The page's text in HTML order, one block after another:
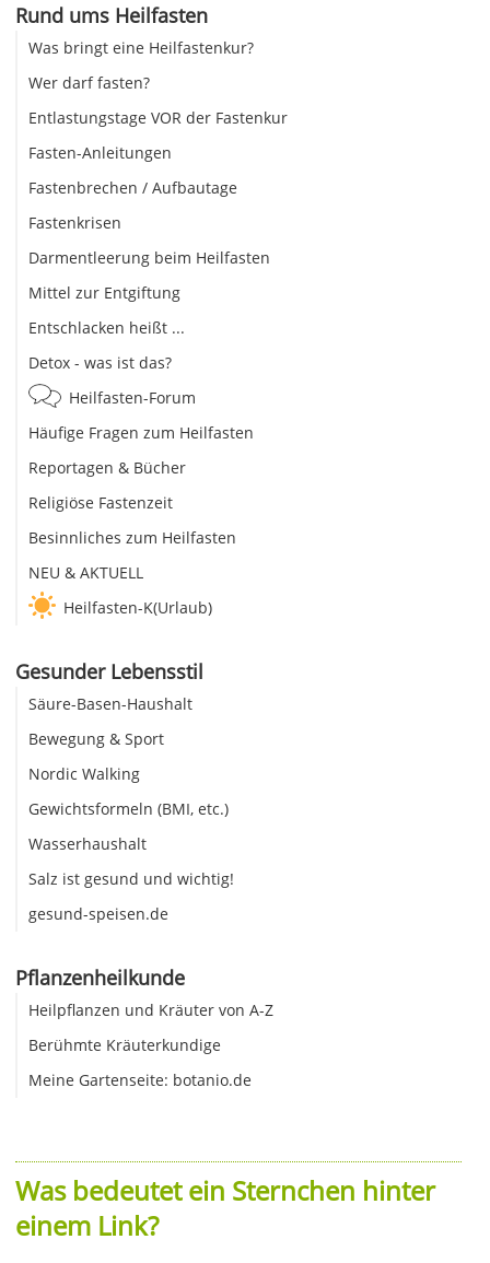
Rund ums Heilfasten
Was bringt eine Heilfastenkur?
Wer darf fasten?
Entlastungstage VOR der Fastenkur
Fasten-Anleitungen
Fastenbrechen / Aufbautage
Fastenkrisen
Darmentleerung beim Heilfasten
Mittel zur Entgiftung
Entschlacken heißt ...
Detox - was ist das?
Heilfasten-Forum
Häufige Fragen zum Heilfasten
Reportagen & Bücher
Religiöse Fastenzeit
Besinnliches zum Heilfasten
NEU & AKTUELL
Heilfasten-K(Urlaub)
Gesunder Lebensstil
Säure-Basen-Haushalt
Bewegung & Sport
Nordic Walking
Gewichtsformeln (BMI, etc.)
Wasserhaushalt
Salz ist gesund und wichtig!
gesund-speisen.de
Pflanzenheilkunde
Heilpflanzen und Kräuter von A-Z
Berühmte Kräuterkundige
Meine Gartenseite: botanio.de
Was bedeutet ein Sternchen hinter
einem Link?